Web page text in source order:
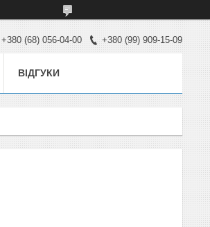
+380 (68) 056-04-00 +380 (99) 909-15-09
ВІДГУКИ